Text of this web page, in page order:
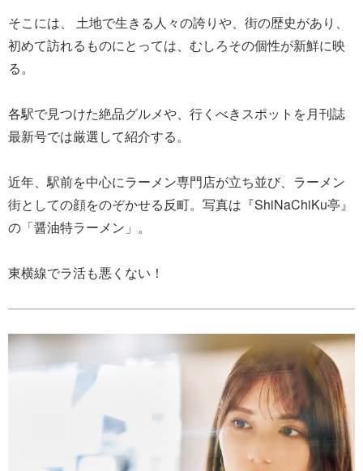
そこには、 土地で生きる人々の誇りや、街の歴史があり、
初めて訪れるものにとっては、むしろその個性が新鮮に映
る。
各駅で見つけた絶品グルメや、行くべきスポットを月刊誌
最新号では厳選して紹介する。
近年、駅前を中心にラーメン専門店が立ち並び、ラーメン
街としての顔をのぞかせる反町。写真は『ShiNaChiKu亭』
の「醤油特ラーメン」。
東横線でラ活も悪くない！